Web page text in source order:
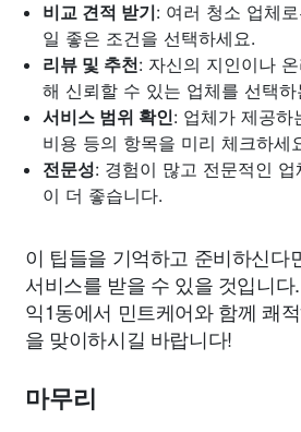
비교 견적 받기: 여러 청소 업체
일 좋은 조건을 선택하세요.
리뷰 및 추천: 자신의 지인이나
해 신뢰할 수 있는 업체를 선택
서비스 범위 확인: 업체가 제공하
비용 등의 항목을 미리 체크하세
전문성: 경험이 많고 전문적인
이 더 좋습니다.
이 팁들을 기억하고 준비하신다
서비스를 받을 수 있을 것입니
익1동에서 민트케어와 함께 쾌
을 맞이하시길 바랍니다!
마무리